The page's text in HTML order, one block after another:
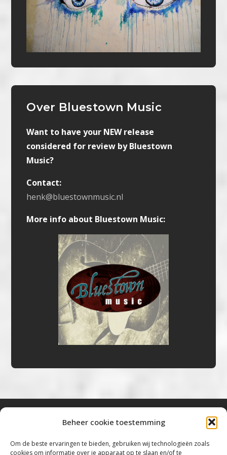
Beheer cookie toestemming
Om de beste ervaringen te bieden, gebruiken wij technologieën zoals
cookies om informatie over je apparaat op te slaan en/of te
Over Bluestown Music
Want to have your NEW release
considered for review by Bluestown
Music?
Contact:
henk@bluestownmusic.nl
More info about Bluestown Music: